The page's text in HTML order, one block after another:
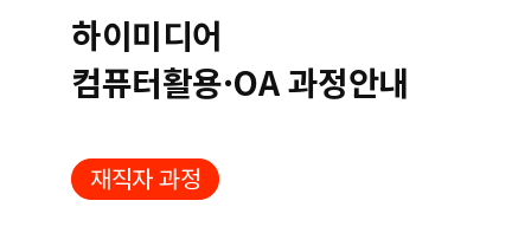
하이미디어
컴퓨터활용·OA 과정안내
재직자 과정